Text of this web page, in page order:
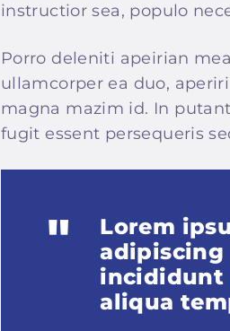
instructior sea, populo
Porro deleniti apeirian
ullamcorper ea duo,
magna mazim id. In
fugit essent persequeris
Lorem
adipiscing
incididunt
aliqua